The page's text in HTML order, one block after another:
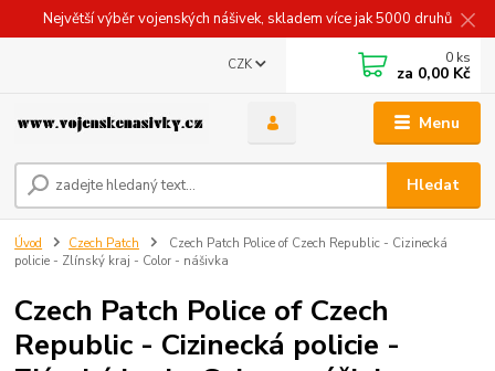
Největší výběr vojenských nášivek, skladem více jak 5000 druhů
Menu
CZK
Hledat
0 ks
za 0,00 Kč
Úvod Czech Patch
Czech Patch Police of Czech Republic - Cizinecká
policie - Zlínský kraj - Color - nášivka
Czech Patch Police of Czech
Republic - Cizinecká policie -